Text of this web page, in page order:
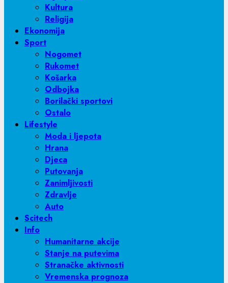
Kultura
Religija
Ekonomija
Sport
Nogomet
Rukomet
Košarka
Odbojka
Borilački sportovi
Ostalo
Lifestyle
Moda i ljepota
Hrana
Djeca
Putovanja
Zanimljivosti
Zdravlje
Auto
Scitech
Info
Humanitarne akcije
Stanje na putevima
Stranačke aktivnosti
Vremenska prognoza